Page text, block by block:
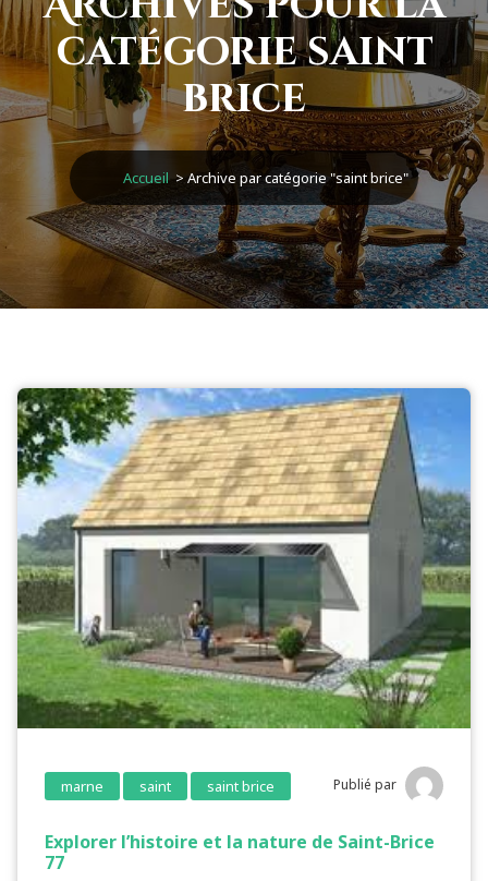
catégorie saint
brice
Accueil > Archive par catégorie "saint brice"
marne saint saint brice Publié par
Explorer l’histoire et la nature de Saint-Brice
77